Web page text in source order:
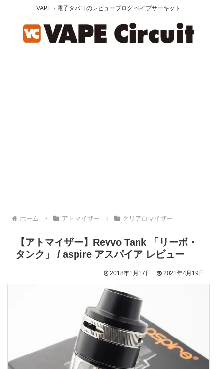
VAPE・電子タバコのレビューブログ ベイプサーキット
ホーム アトマイザー クリアロマイザー
【アトマイザー】Revvo Tank 「リーボ・
タンク」 / aspire アスパイア レビュー
2018年1月17日 2021年4月19日